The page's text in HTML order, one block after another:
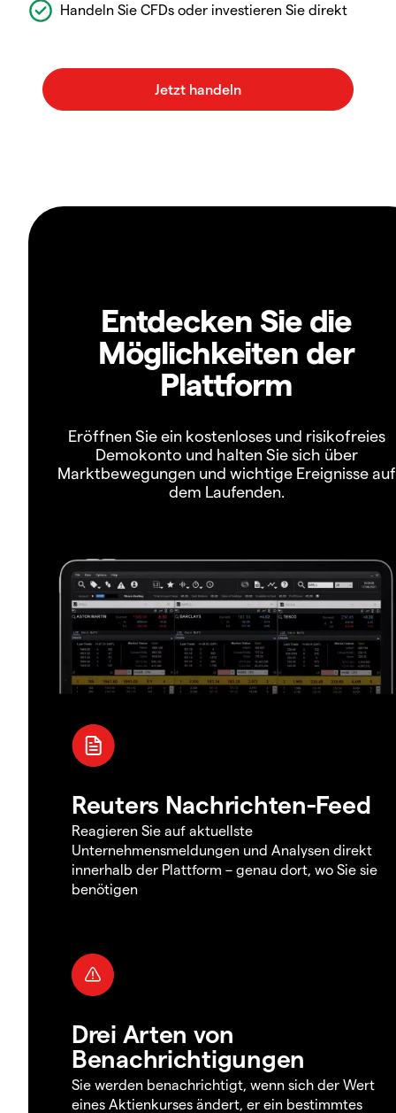
Handeln Sie CFDs oder investieren Sie direkt
Entdecken Sie die
Möglichkeiten der
Plattform
Eröffnen Sie ein kostenloses und risikofreies
Demokonto und halten Sie sich über
Marktbewegungen und wichtige Ereignisse auf
dem Laufenden.
Reuters Nachrichten-Feed
Reagieren Sie auf aktuellste
Unternehmensmeldungen und Analysen direkt
innerhalb der Plattform – genau dort, wo Sie sie
benötigen
Drei Arten von
Benachrichtigungen
Sie werden benachrichtigt, wenn sich der Wert
eines Aktienkurses ändert, er ein bestimmtes